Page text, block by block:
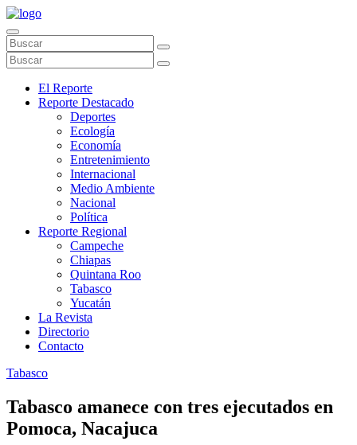
El Reporte
Reporte Destacado
Deportes
Ecología
Economía
Entretenimiento
Internacional
Medio Ambiente
Nacional
Política
Reporte Regional
Campeche
Chiapas
Quintana Roo
Tabasco
Yucatán
La Revista
Directorio
Contacto
Tabasco
Tabasco amanece con tres ejecutados en
Pomoca, Nacajuca